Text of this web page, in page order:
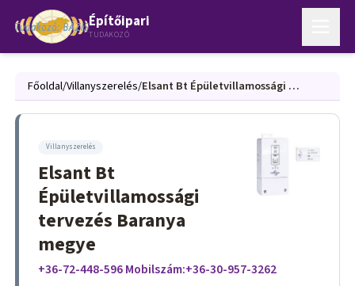
Építőipari
TUDAKOZÓ
Főoldal/Villanyszerelés/ Elsant Bt Épületvillamossági tervezés Baranya megye
Villanyszerelés
Elsant Bt
Épületvillamossági
tervezés Baranya
megye
+36-72-448-596 Mobilszám:+36-30-957-3262